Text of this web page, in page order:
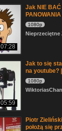
07:28
Jak NIE BAĆ
1080p
Nieprzeciętne
05:59
Jak to się
na youtube?
1080p
Piotr
położą się